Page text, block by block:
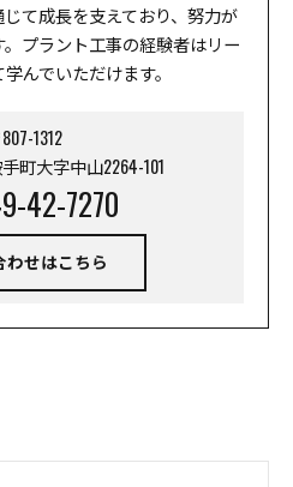
て成長を支えており、努力が
プラント工事の経験者はリー
んでいただけます。
1312
町大字中山2264-101
42-7270
わせはこちら